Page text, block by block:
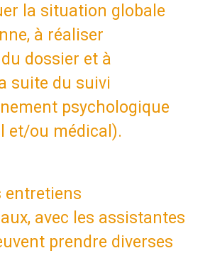
la situation globale
à réaliser
du dossier et à
suite du suivi
psychologique
et/ou médical).
entretiens
avec les assistantes
prendre diverses